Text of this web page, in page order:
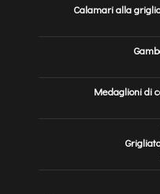
Calamari alla
Medaglioni di